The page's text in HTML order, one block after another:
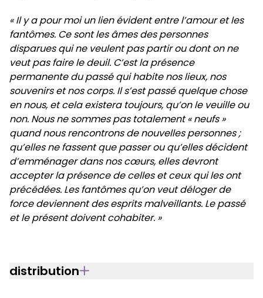
« Il y a pour moi un lien évident entre l’amour et les
fantômes. Ce sont les âmes des personnes
disparues qui ne veulent pas partir ou dont on ne
veut pas faire le deuil. C’est la présence
permanente du passé qui habite nos lieux, nos
souvenirs et nos corps. Il s’est passé quelque chose
en nous, et cela existera toujours, qu’on le veuille ou
non. Nous ne sommes pas totalement « neufs »
quand nous rencontrons de nouvelles personnes ;
qu’elles ne fassent que passer ou qu’elles décident
d’emménager dans nos cœurs, elles devront
accepter la présence de celles et ceux qui les ont
précédées. Les fantômes qu’on veut déloger de
force deviennent des esprits malveillants. Le passé
et le présent doivent cohabiter. »
distribution